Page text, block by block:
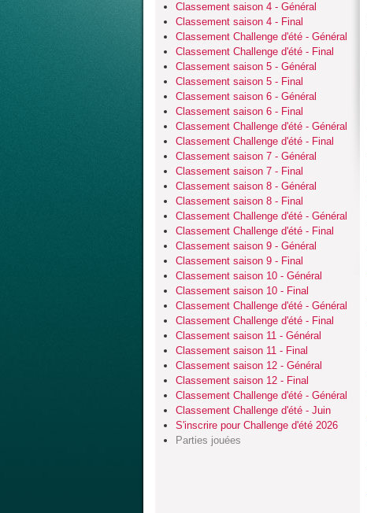
Classement saison 4 - Général
Classement saison 4 - Final
Classement Challenge d'été - Général
Classement Challenge d'été - Final
Classement saison 5 - Général
Classement saison 5 - Final
Classement saison 6 - Général
Classement saison 6 - Final
Classement Challenge d'été - Général
Classement Challenge d'été - Final
Classement saison 7 - Général
Classement saison 7 - Final
Classement saison 8 - Général
Classement saison 8 - Final
Classement Challenge d'été - Général
Classement Challenge d'été - Final
Classement saison 9 - Général
Classement saison 9 - Final
Classement saison 10 - Général
Classement saison 10 - Final
Classement Challenge d'été - Général
Classement Challenge d'été - Final
Classement saison 11 - Général
Classement saison 11 - Final
Classement saison 12 - Général
Classement saison 12 - Final
Classement Challenge d'été - Général
Classement Challenge d'été - Juin
S'inscrire pour Challenge d'été 2026
Parties jouées